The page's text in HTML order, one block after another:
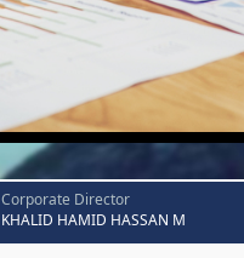
Corporate Director
KHALID HAMID HASSAN M